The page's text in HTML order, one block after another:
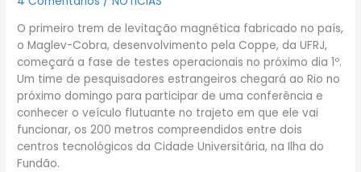
O primeiro trem de levitação magnética fabricado no país,
o Maglev-Cobra, desenvolvimento pela Coppe, da UFRJ,
começará a fase de testes operacionais no próximo dia 1º.
Um time de pesquisadores estrangeiros chegará ao Rio no
próximo domingo para participar de uma conferência e
conhecer o veículo flutuante no trajeto em que ele vai
funcionar, os 200 metros compreendidos entre dois
centros tecnológicos da Cidade Universitária, na Ilha do
Fundão.